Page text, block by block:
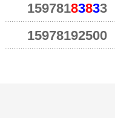
15978183833
15978192500